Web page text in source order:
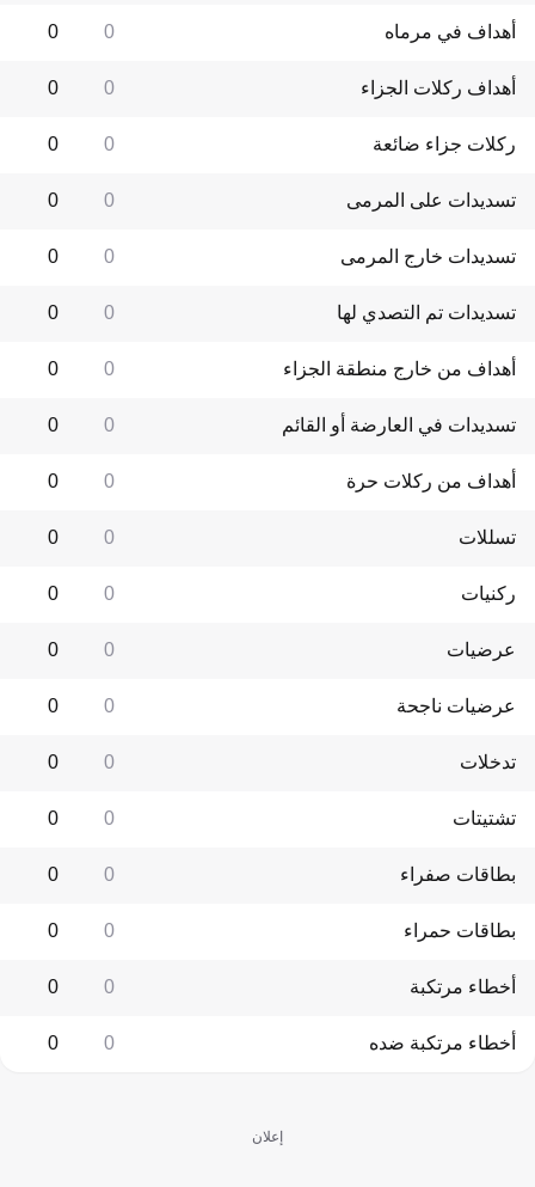
أهداف في مرماه 0
0
أهداف ركلات الجزاء 0
0
ركلات جزاء ضائعة 0
0
تسديدات على المرمى 0
0
تسديدات خارج المرمى 0
0
تسديدات تم التصدي لها 0
0
أهداف من خارج منطقة الجزاء 0
0
تسديدات في العارضة أو القائم 0
0
أهداف من ركلات حرة 0
0
تسللات 0
0
ركنيات 0
0
عرضيات 0
0
عرضيات ناجحة 0
0
تدخلات 0
0
تشتيتات 0
0
بطاقات صفراء 0
0
بطاقات حمراء 0
0
أخطاء مرتكبة 0
0
أخطاء مرتكبة ضده 0
0
إعلان